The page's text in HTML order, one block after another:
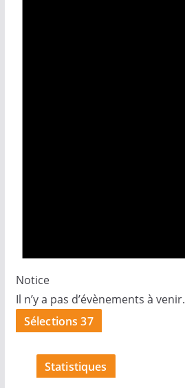
Notice
Il n’y a pas d’évènements à venir.
Sélections 37
Statistiques